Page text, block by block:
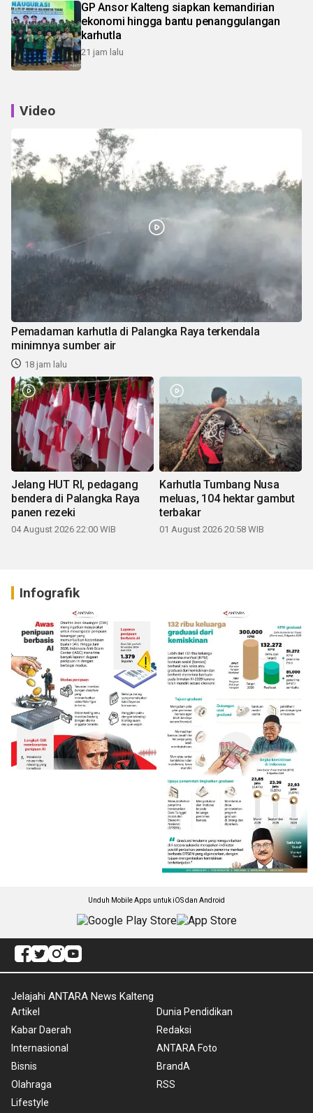
GP Ansor Kalteng siapkan kemandirian
ekonomi hingga bantu penanggulangan
karhutla
21 jam lalu
Video
Pemadaman karhutla di Palangka Raya terkendala
minimnya sumber air
18 jam lalu
Jelang HUT RI, pedagang
bendera di Palangka Raya
panen rezeki
04 August 2026 22:00 WIB
Karhutla Tumbang Nusa
meluas, 104 hektar gambut
terbakar
01 August 2026 20:58 WIB
Infografik
Unduh Mobile Apps untuk iOS dan Android
Jelajahi ANTARA News Kalteng
Artikel
Kabar Daerah
Internasional
Bisnis
Olahraga
Lifestyle
Dunia Pendidikan
Redaksi
ANTARA Foto
BrandA
RSS